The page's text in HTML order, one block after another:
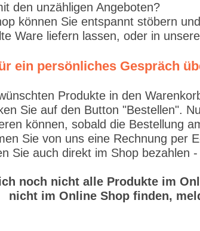
den unzähligen Angeboten?
können Sie entspannt stöbern
Ware liefern lassen, oder in
ein persönliches Gespräch
Produkte in den
Sie auf den Button "Bestellen".
können, sobald die Bestellung
Sie von uns eine Rechnung per
Sie auch direkt im Shop bezahlen
noch nicht alle Produkte im
nicht im Online Shop finden,